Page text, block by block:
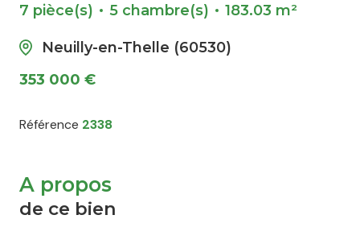
7 pièce(s)
5 chambre(s) 183.03 m²
Neuilly-en-Thelle (60530)
353 000 €
Référence 2338
A propos
de ce bien